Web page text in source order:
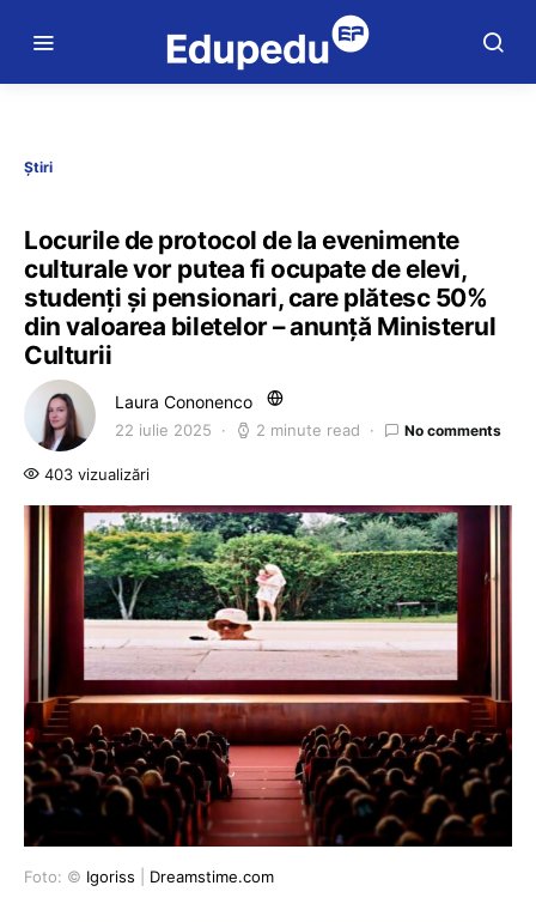
Știri
Locurile de protocol de la evenimente
culturale vor putea fi ocupate de elevi,
studenți și pensionari, care plătesc 50%
din valoarea biletelor – anunță Ministerul
Culturii
Laura Cononenco
22 iulie 2025 2 minute read No comments
403 vizualizări
Foto: © Igoriss Dreamstime.com